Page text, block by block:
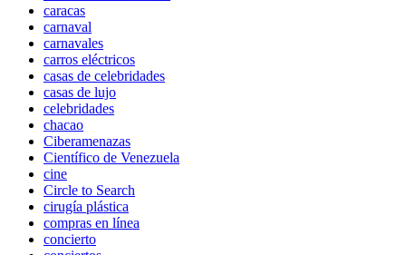
caracas
carnaval
carnavales
carros eléctricos
casas de celebridades
casas de lujo
celebridades
chacao
Ciberamenazas
Científico de Venezuela
cine
Circle to Search
cirugía plástica
compras en línea
concierto